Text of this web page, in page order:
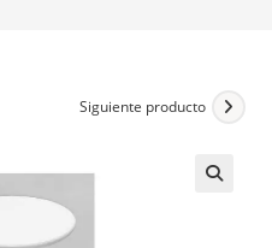
ContactoSiguiente producto